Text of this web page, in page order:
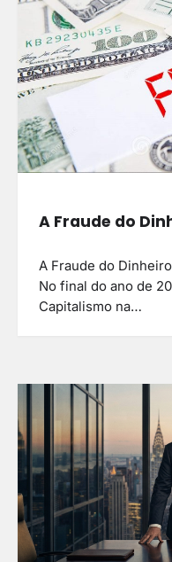
A Fraude do
A Fraude do
No final do ano de
Capitalismo na…